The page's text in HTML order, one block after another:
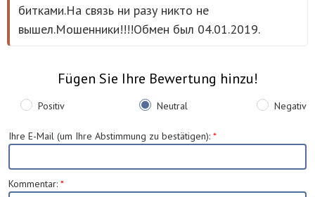
битками.На связь ни разу никто не
вышел.Мошенники!!!!Обмен был 04.01.2019.
Fügen Sie Ihre Bewertung hinzu!
Positiv Neutral Negativ
Ihre E-Mail (um Ihre Abstimmung zu bestätigen): *
Kommentar: *